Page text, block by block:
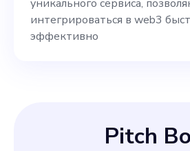
уникального сервиса,
интегрироваться в web3
эффективно
Pitch